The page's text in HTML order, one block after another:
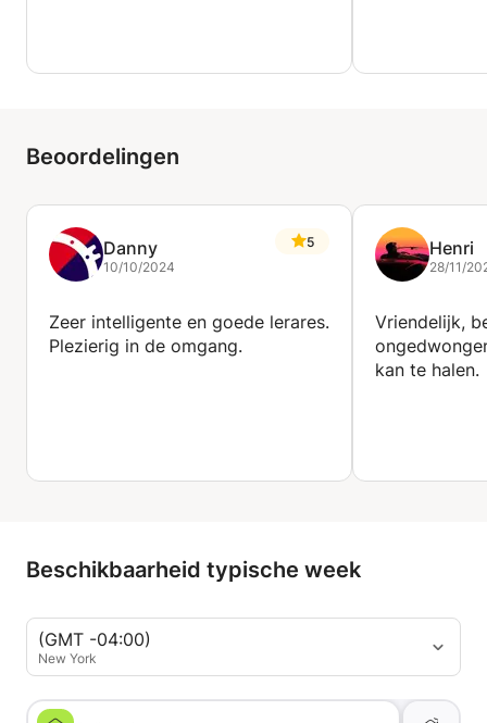
Beoordelingen
Danny
10/10/2024
5
Zeer intelligente en goede lerares.
Plezierig in de omgang.
Henri
28/11/
Vriendelijk,
kan te halen.
Beschikbaarheid typische week
(GMT -04:00)
New York